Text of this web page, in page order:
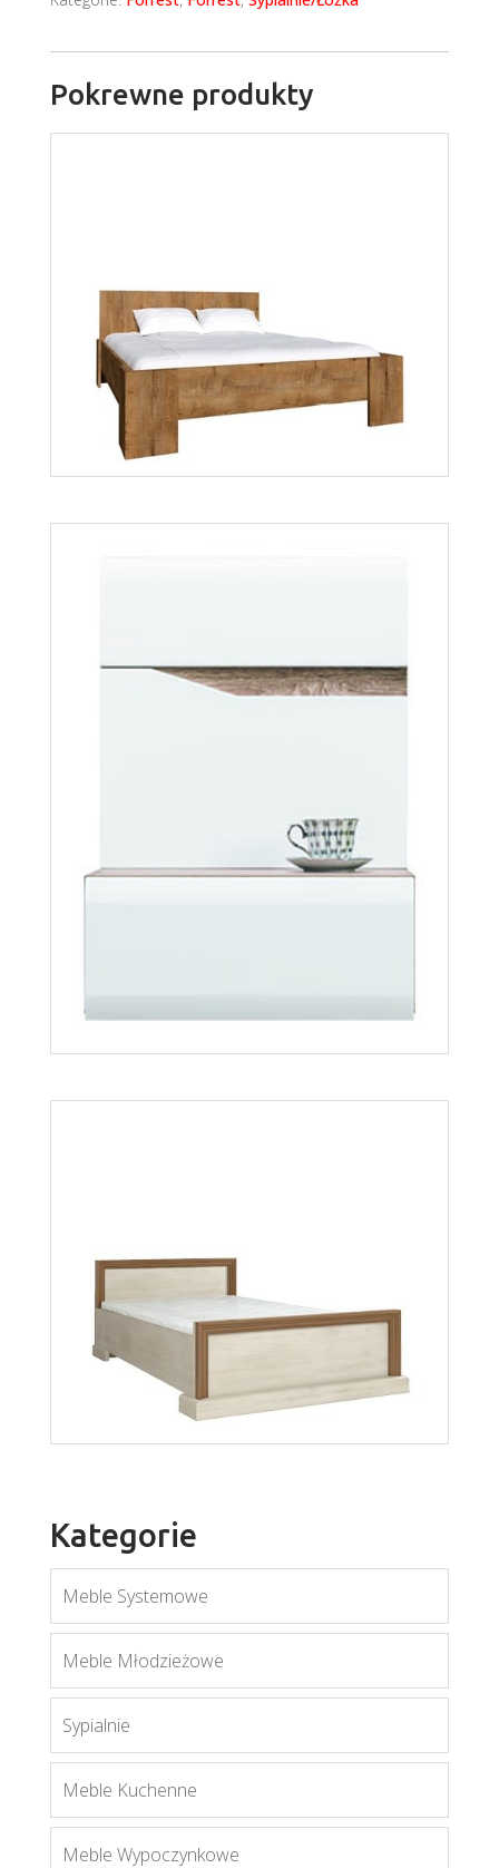
Pokrewne produkty
Lionel LI14
Więcej
Kategorie
Meble Systemowe
Meble Młodzieżowe
Sypialnie
Meble Kuchenne
Meble Wypoczynkowe